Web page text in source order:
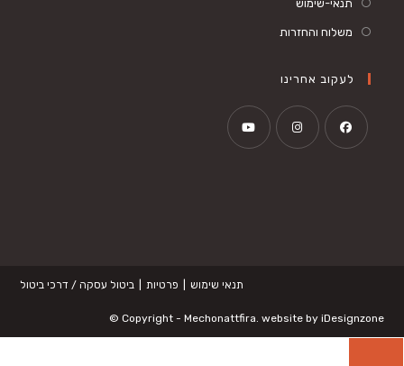
תנאי-שימוש
משלוח והחזרות
לעקוב אחרינו
תנאי שימוש פרטיות ביטול עסקה / דרכי ביטול
Copyright - Mechonattfira. website by iDesignzone
©